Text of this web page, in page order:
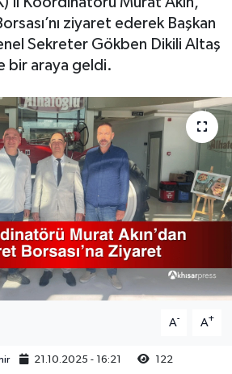
ziyaret ederek Başkan
Sekreter Gökben Dikili Altaş
bir araya geldi.
A- A+
21.10.2025 - 16:21 122